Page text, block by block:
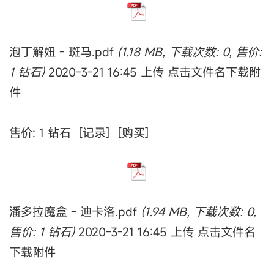
泡丁解妞 - 斑马.pdf (1.18 MB, 下载次数: 0, 售价:
1 钻石) 2020-3-21 16:45 上传 点击文件名下载附
件
售价: 1 钻石 [记录] [购买]
潘多拉魔盒 - 迪卡洛.pdf (1.94 MB, 下载次数: 0,
售价: 1 钻石) 2020-3-21 16:45 上传 点击文件名
下载附件